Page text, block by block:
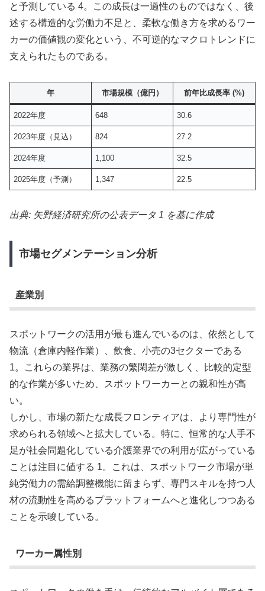
と予測している 4。この成長は一過性のものではなく、後
述する構造的な労働力不足と、柔軟な働き方を求めるワー
カーの価値観の変化という、不可逆的なマクロトレンドに
支えられたものである。
年 市場規模（億円） 前年比成長率 (%)
2022年度 648 30.6
2023年度（見込） 824 27.2
2024年度 1,100 32.5
2025年度（予測） 1,347 22.5
出典: 矢野経済研究所の公表データ 1 を基に作成
市場セグメンテーション分析
産業別
スポットワークの活用が最も進んでいるのは、依然として
物流（倉庫内軽作業）、飲食、小売の3セクターである
1。これらの業界は、業務の繁閑差が激しく、比較的定型
的な作業が多いため、スポットワーカーとの親和性が高
い。
しかし、市場の新たな成長フロンティアは、より専門性が
求められる領域へと拡大している。特に、恒常的な人手不
足が社会問題化している介護業界での利用が広がっている
ことは注目に値する 1。これは、スポットワーク市場が単
純労働力の需給調整機能に留まらず、専門スキルを持つ人
材の流動性を高めるプラットフォームへと進化しつつある
ことを示唆している。
ワーカー属性別